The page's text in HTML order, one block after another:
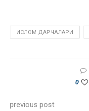
ИСЛОМ ДАРЧАЛАРИ
0
previous post